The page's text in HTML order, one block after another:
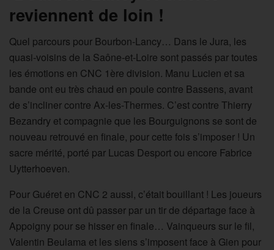
reviennent de loin !
Quel parcours pour Bourbon-Lancy… Dans le Jura, les
quasi-voisins de la Saône-et-Loire sont passés par toutes
les émotions en CNC 1ère division. Manu Lucien et sa
bande ont eu très chaud en poule contre Bassens, avant
de s’incliner contre Ax-les-Thermes. C’est contre Thierry
Bezandry et compagnie que les Bourguignons se sont de
nouveau retrouvé en finale, pour cette fois s’imposer ! Un
sacre mérité, porté par Lucas Desport ou encore Fabrice
Uytterhoeven.
Pour Guéret en CNC 2 aussi, c’était bouillant ! Les joueurs
de la Creuse ont dû passer par un tir de départage face à
Appoigny pour se hisser en finale… Vainqueurs sur le fil,
Valentin Beulama et les siens s’imposent face à Gien pour